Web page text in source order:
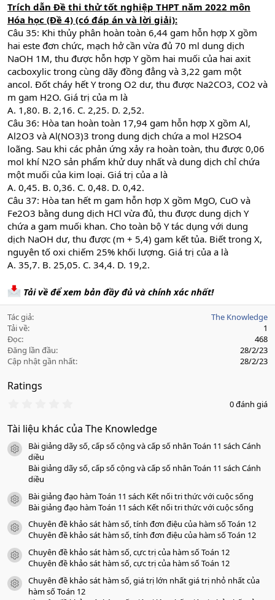
Trích dẫn Đề thi thử tốt nghiệp THPT năm 2022 môn
Hóa học (Đề 4) (có đáp án và lời giải):
Câu 35: Khi thủy phân hoàn toàn 6,44 gam hỗn hợp X gồm
hai este đơn chức, mạch hở cần vừa đủ 70 ml dung dịch
NaOH 1M, thu được hỗn hợp Y gồm hai muối của hai axit
cacboxylic trong cùng dãy đồng đẳng và 3,22 gam một
ancol. Đốt cháy hết Y trong O2 dư, thu được Na2CO3, CO2 và
m gam H2O. Giá trị của m là
A. 1,80. B. 2,16. C. 2,25. D. 2,52.
Câu 36: Hòa tan hoàn toàn 17,94 gam hỗn hợp X gồm Al,
Al2O3 và Al(NO3)3 trong dung dịch chứa a mol H2SO4
loãng. Sau khi các phản ứng xảy ra hoàn toàn, thu được 0,06
mol khí N2O sản phẩm khử duy nhất và dung dịch chỉ chứa
một muối của kim loại. Giá trị của a là
A. 0,45. B. 0,36. C. 0,48. D. 0,42.
Câu 37: Hòa tan hết m gam hỗn hợp X gồm MgO, CuO và
Fe2O3 bằng dung dịch HCl vừa đủ, thu được dung dịch Y
chứa a gam muối khan. Cho toàn bộ Y tác dụng với dung
dịch NaOH dư, thu được (m + 5,4) gam kết tủa. Biết trong X,
nguyên tố oxi chiếm 25% khối lượng. Giá trị của a là
A. 35,7. B. 25,05. C. 34,4. D. 19,2.
Tải về để xem bản đầy đủ và chính xác nhất!
Tác giả
The Knowledge
Tải về
1
Đọc
468
Đăng lần đầu
28/2/23
Cập nhật gần nhất
28/2/23
Ratings
0
0
a
0 đánh giá
Tài liệu khác của The Knowledge
icon tài liệu
Bài giảng dãy số, cấp số cộng và cấp số nhân Toán 11 sách Cánh
diều
Bài giảng dãy số, cấp số cộng và cấp số nhân Toán 11 sách Cánh
diều
icon tài liệu
Bài giảng đạo hàm Toán 11 sách Kết nối tri thức với cuộc sống
Bài giảng đạo hàm Toán 11 sách Kết nối tri thức với cuộc sống
icon tài liệu
Chuyên đề khảo sát hàm số, tính đơn điệu của hàm số Toán 12
Chuyên đề khảo sát hàm số, tính đơn điệu của hàm số Toán 12
icon tài liệu
Chuyên đề khảo sát hàm số, cực trị của hàm số Toán 12
Chuyên đề khảo sát hàm số, cực trị của hàm số Toán 12
icon tài liệu
Chuyên đề khảo sát hàm số, giá trị lớn nhất giá trị nhỏ nhất của
hàm số Toán 12